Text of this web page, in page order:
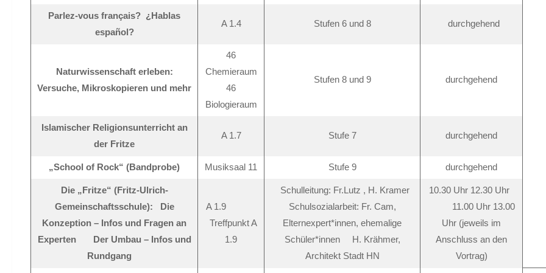
Parlez-vous français? ¿Hablas
español?
A 1.4 Stufen 6 und 8 durchgehend
Naturwissenschaft erleben:
Versuche, Mikroskopieren und mehr
46
Chemieraum
46
Biologieraum
Stufen 8 und 9 durchgehend
Islamischer Religionsunterricht an
der Fritze
A 1.7 Stufe 7 durchgehend
„School of Rock“ (Bandprobe) Musiksaal 11 Stufe 9 durchgehend
Die „Fritze“ (Fritz-Ulrich-
Gemeinschaftsschule):
Die
Konzeption – Infos und Fragen an
Experten
Der Umbau – Infos und
Rundgang
A 1.9
Treffpunkt A
1.9
Schulleitung: Fr.Lutz , H. Kramer
Schulsozialarbeit: Fr. Cam,
Elternexpert*innen, ehemalige
Schüler*innen H. Krähmer,
Architekt Stadt HN
10.30 Uhr 12.30 Uhr
11.00 Uhr 13.00
Uhr (jeweils im
Anschluss an den
Vortrag)